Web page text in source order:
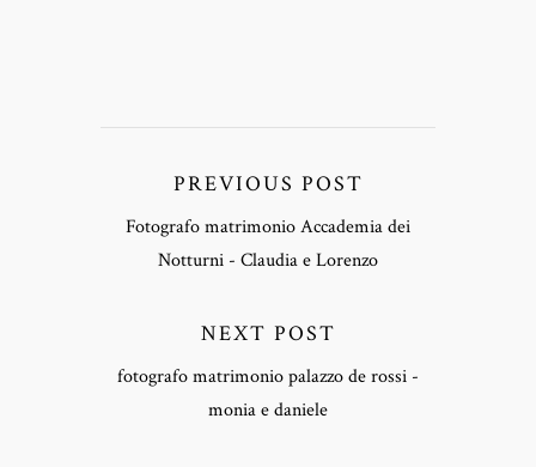
PREVIOUS POST
Fotografo matrimonio Accademia dei
Notturni - Claudia e Lorenzo
NEXT POST
fotografo matrimonio palazzo de rossi -
monia e daniele